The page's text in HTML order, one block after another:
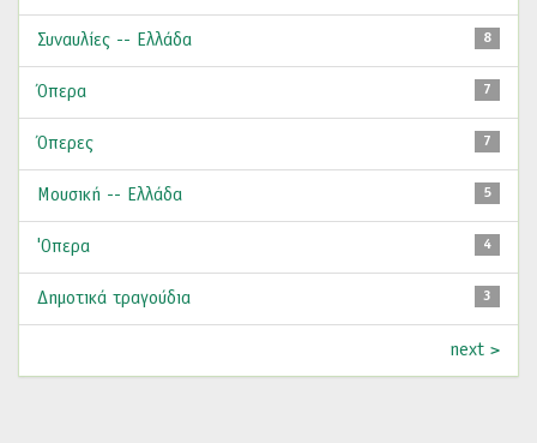
8
Συναυλίες -- Ελλάδα
7
Όπερα
7
Όπερες
5
Μουσική -- Ελλάδα
4
'Οπερα
3
Δημοτικά τραγούδια
next >